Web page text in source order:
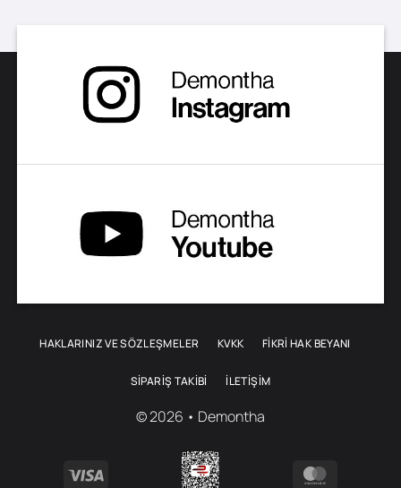
HAKLARINIZ VE SÖZLEŞMELER KVKK FİKRİ HAK BEYANI
SIPARIŞ TAKIBI İLETIŞIM
© 2026 • Demontha